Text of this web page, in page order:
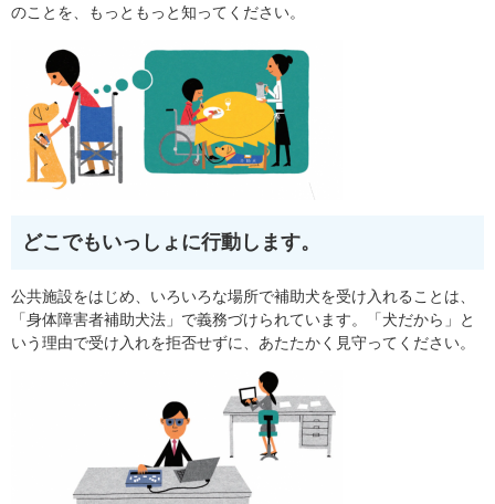
のことを、もっともっと知ってください。
どこでもいっしょに行動します。
公共施設をはじめ、いろいろな場所で補助犬を受け入れることは、
「身体障害者補助犬法」で義務づけられています。「犬だから」と
いう理由で受け入れを拒否せずに、あたたかく見守ってください。